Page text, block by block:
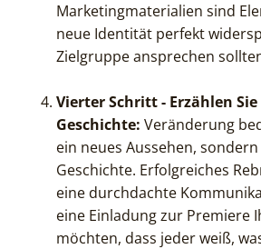
Marketingmaterialien sind
neue Identität perfekt
Zielgruppe ansprechen
Vierter Schritt - Erzählen
Geschichte: Veränderung
ein neues Aussehen,
Geschichte. Erfolgreiches
eine durchdachte
eine Einladung zur Premiere
möchten, dass jeder weiß,